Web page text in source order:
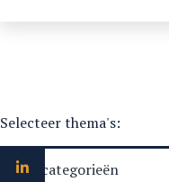
Selecteer thema's: